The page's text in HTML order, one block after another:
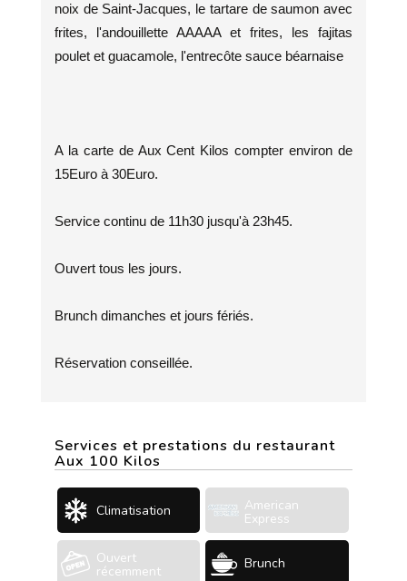
noix de Saint-Jacques, le tartare de saumon avec
frites, l'andouillette AAAAA et frites, les fajitas
poulet et guacamole, l'entrecôte sauce béarnaise
A la carte de Aux Cent Kilos compter environ de
15Euro à 30Euro.
Service continu de 11h30 jusqu'à 23h45.
Ouvert tous les jours.
Brunch dimanches et jours fériés.
Réservation conseillée.
Services et prestations du restaurant
Aux 100 Kilos
Climatisation American
Express
Ouvert
récemment Brunch